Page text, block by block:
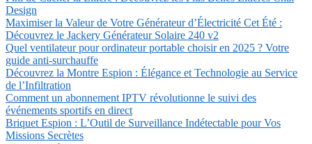
Design
Maximiser la Valeur de Votre Générateur d’Électricité Cet Été :
Découvrez le Jackery Générateur Solaire 240 v2
Quel ventilateur pour ordinateur portable choisir en 2025 ? Votre
guide anti-surchauffe
Découvrez la Montre Espion : Élégance et Technologie au Service
de l’Infiltration
Comment un abonnement IPTV révolutionne le suivi des
événements sportifs en direct
Briquet Espion : L’Outil de Surveillance Indétectable pour Vos
Missions Secrètes